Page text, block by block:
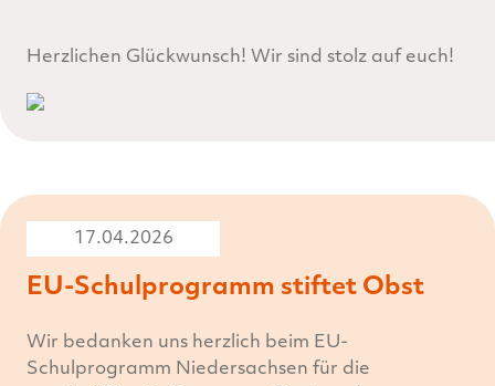
Herzlichen Glückwunsch! Wir sind stolz auf euch!
17.04.2026
EU-Schulprogramm stiftet Obst
Wir bedanken uns herzlich beim EU-
Schulprogramm Niedersachsen für die